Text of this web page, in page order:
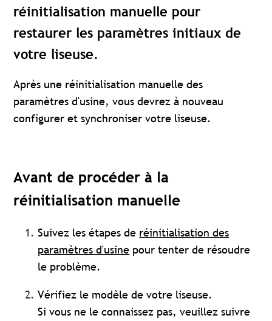
réinitialisation manuelle pour
restaurer les paramètres initiaux de
votre liseuse.
Après une réinitialisation manuelle des
paramètres d'usine, vous devrez à nouveau
configurer et synchroniser votre liseuse.
Avant de procéder à la
réinitialisation manuelle
Suivez les étapes de réinitialisation des
paramètres d'usine pour tenter de résoudre
le problème.
Vérifiez le modèle de votre liseuse.
Si vous ne le connaissez pas, veuillez suivre